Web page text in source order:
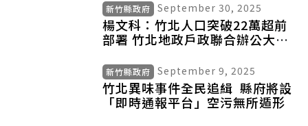
新竹縣政府 September 30, 2025
楊文科：竹北人口突破22萬超前
部署 竹北地政戶政聯合辦公大樓
新竹縣政府 September 9, 2025
竹北異味事件全民追緝 縣府將設
「即時通報平台」空污無所遁形